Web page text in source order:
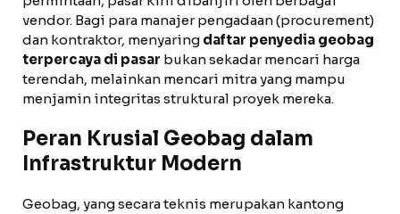
vendor. Bagi para manajer pengadaan (procurement)
dan kontraktor, menyaring daftar penyedia geobag
terpercaya di pasar bukan sekadar mencari harga
terendah, melainkan mencari mitra yang mampu
menjamin integritas struktural proyek mereka.
Peran Krusial Geobag dalam
Infrastruktur Modern
Geobag, yang secara teknis merupakan kantong